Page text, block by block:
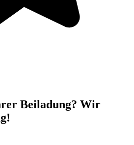
Beiladung? Wir